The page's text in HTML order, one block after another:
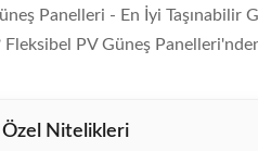
Panelleri - En İyi
Fleksibel PV Güneş
Nitelikleri